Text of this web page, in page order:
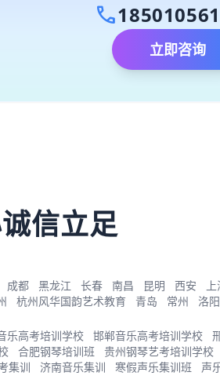
call
立即咨询
信立足
成都 黑龙江 长春 南昌 昆明 西安
杭州风华国韵艺术教育 青岛 常州 洛阳
乐高考培训学校 邯郸音乐高考培训学校
合肥钢琴培训班
贵州钢琴艺考培训学校
集训 济南音乐集训 寒假声乐集训班
声